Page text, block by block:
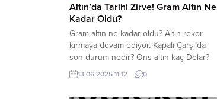
Altın’da Tarihi Zirve! Gram Altın Ne
Kadar Oldu?
Gram altın ne kadar oldu? Altın rekor
kırmaya devam ediyor. Kapalı Çarşı’da
son durum nedir? Ons altın kaç Dolar?
Ortadoğu’daki gelişmeler, İsrail’in, İran’a
saldırmasıyla altın yükselişe geçti.
13.06.2025 11:12 0